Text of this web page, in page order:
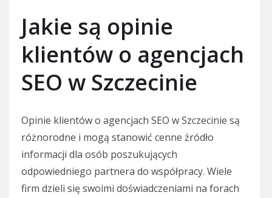
Jakie są opinie
klientów o agencjach
SEO w Szczecinie
Opinie klientów o agencjach SEO w Szczecinie są
różnorodne i mogą stanowić cenne źródło
informacji dla osób poszukujących
odpowiedniego partnera do współpracy. Wiele
firm dzieli się swoimi doświadczeniami na forach